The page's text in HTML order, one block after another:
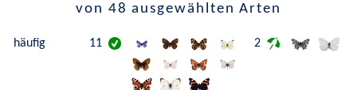
von 48 ausgewählten Arten
häufig 11 2